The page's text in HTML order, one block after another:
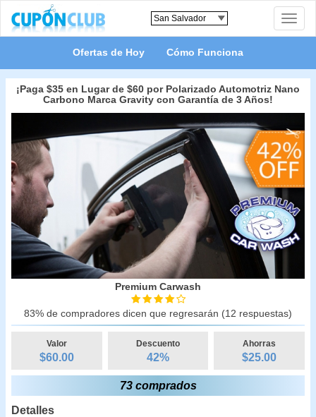
Toggle
Ofertas de Hoy Cómo Funciona
¡Paga $35 en Lugar de $60 por Polarizado Automotriz Nano
Carbono Marca Gravity con Garantía de 3 Años!
Premium Carwash
83% de compradores dicen que regresarán (12 respuestas)
Valor
$60.00
Descuento
42%
Ahorras
$25.00
73 comprados
Detalles